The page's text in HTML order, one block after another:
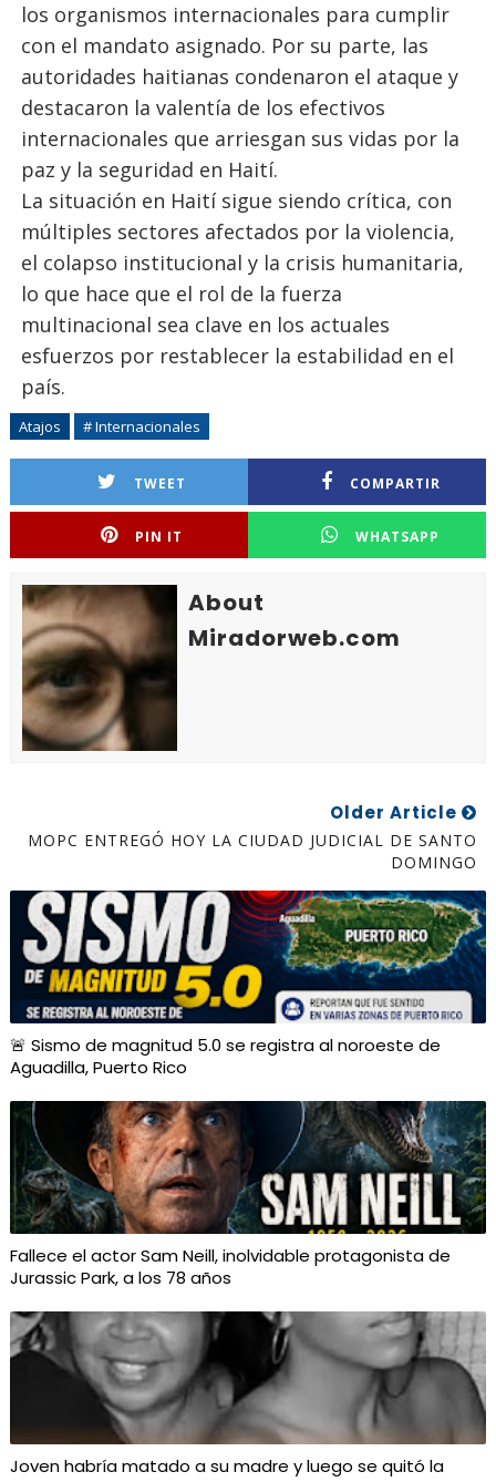
los organismos internacionales para cumplir
con el mandato asignado. Por su parte, las
autoridades haitianas condenaron el ataque y
destacaron la valentía de los efectivos
internacionales que arriesgan sus vidas por la
paz y la seguridad en Haití.
La situación en Haití sigue siendo crítica, con
múltiples sectores afectados por la violencia,
el colapso institucional y la crisis humanitaria,
lo que hace que el rol de la fuerza
multinacional sea clave en los actuales
esfuerzos por restablecer la estabilidad en el
país.
Atajos # Internacionales
TWEET COMPARTIR
PIN IT WHATSAPP
About
Miradorweb.com
Older Article
MOPC ENTREGÓ HOY LA CIUDAD JUDICIAL DE SANTO
DOMINGO
🚨 Sismo de magnitud 5.0 se registra al noroeste de
Aguadilla, Puerto Rico
Fallece el actor Sam Neill, inolvidable protagonista de
Jurassic Park, a los 78 años
Joven habría matado a su madre y luego se quitó la